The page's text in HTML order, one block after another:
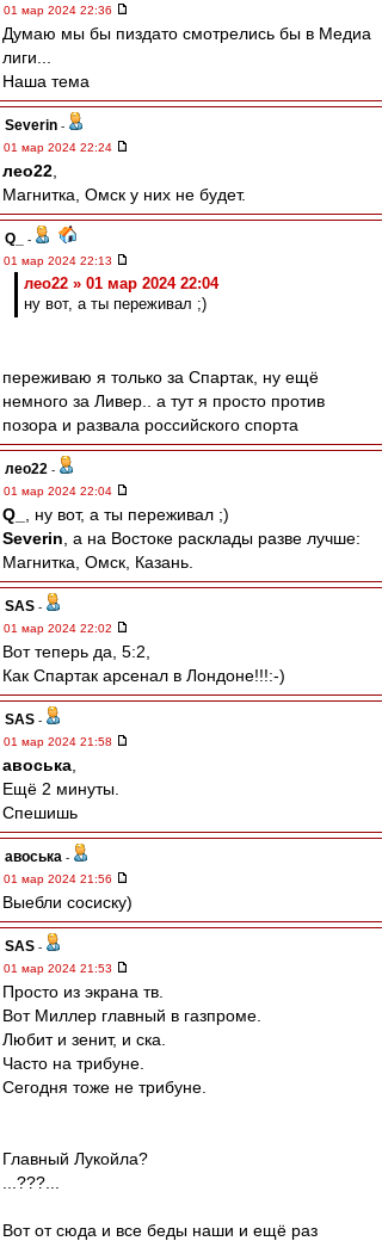
01 мар 2024 22:36
Думаю мы бы пиздато смотрелись бы в Медиа
лиги...
Наша тема
Severin -
01 мар 2024 22:24
лео22
Магнитка, Омск у них не будет.
Q_
-
01 мар 2024 22:13
лео22 » 01 мар 2024 22:04
ну вот, а ты переживал ;)
переживаю я только за Спартак, ну ещё
немного за Ливер.. а тут я просто против
позора и развала российского спорта
лео22 -
01 мар 2024 22:04
Q_
, ну вот, а ты переживал ;)
Severin , а на Востоке расклады разве лучше:
Магнитка, Омск, Казань.
SAS -
01 мар 2024 22:02
Вот теперь да, 5:2,
Как Спартак арсенал в Лондоне!!!:-)
SAS -
01 мар 2024 21:58
авоська
Ещё 2 минуты.
Спешишь
авоська -
01 мар 2024 21:56
Выебли сосиску)
SAS -
01 мар 2024 21:53
Просто из экрана тв.
Вот Миллер главный в газпроме.
Любит и зенит, и ска.
Часто на трибуне.
Сегодня тоже не трибуне.
Главный Лукойла?
...???...
Вот от сюда и все беды наши и ещё раз